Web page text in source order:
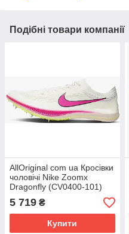
Подібні товари компанії
AllOriginal com ua Кросівки
чоловічі Nike Zoomx
Dragonfly (CV0400-101)
РОЗМІРИ ЗАПИТУЙТЕ
5 719 ₴
Купити